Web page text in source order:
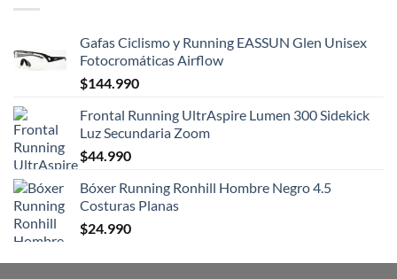
Gafas Ciclismo y Running EASSUN Glen Unisex
Fotocromáticas Airflow
$144.990
Frontal Running UltrAspire Lumen 300 Sidekick
Luz Secundaria Zoom
$44.990
Bóxer Running Ronhill Hombre Negro 4.5
Costuras Planas
$24.990